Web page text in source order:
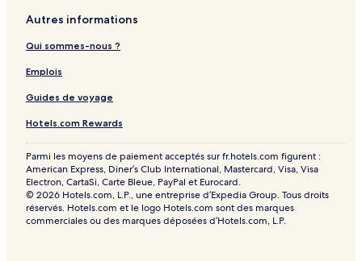
Autres informations
Qui sommes-nous ?
Emplois
Guides de voyage
Hotels.com Rewards
Parmi les moyens de paiement acceptés sur fr.hotels.com figurent :
American Express, Diner’s Club International, Mastercard, Visa, Visa
Electron, CartaSi, Carte Bleue, PayPal et Eurocard.
© 2026 Hotels.com, L.P., une entreprise d’Expedia Group. Tous droits
réservés. Hotels.com et le logo Hotels.com sont des marques
commerciales ou des marques déposées d’Hotels.com, L.P.